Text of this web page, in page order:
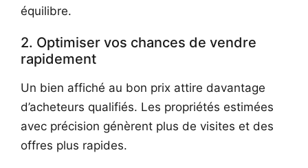
équilibre.
2. Optimiser vos chances de vendre
rapidement
Un bien affiché au bon prix attire davantage
d’acheteurs qualifiés. Les propriétés estimées
avec précision génèrent plus de visites et des
offres plus rapides.